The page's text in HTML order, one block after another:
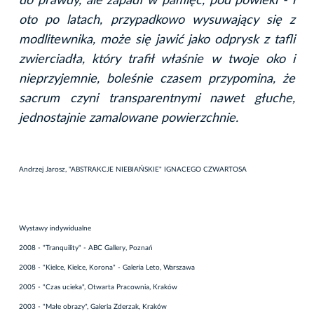
oto po latach, przypadkowo wysuwający się z
modlitewnika, może się jawić jako odprysk z tafli
zwierciadła, który trafił właśnie w twoje oko i
nieprzyjemnie, boleśnie czasem przypomina, że
sacrum czyni transparentnymi nawet głuche,
jednostajnie zamalowane powierzchnie.
Andrzej Jarosz, "ABSTRAKCJE NIEBIAŃSKIE" IGNACEGO CZWARTOSA
Wystawy indywidualne
2008 - "Tranquility" - ABC Gallery, Poznań
2008 - "Kielce, Kielce, Korona" - Galeria Leto, Warszawa
2005 - "Czas ucieka", Otwarta Pracownia, Kraków
2003 - "Małe obrazy", Galeria Zderzak, Kraków